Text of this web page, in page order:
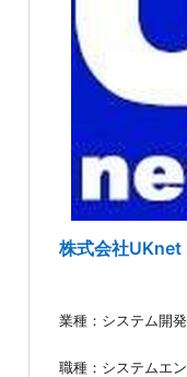
株式会社UKnet
業種：システム開
職種：システムエ